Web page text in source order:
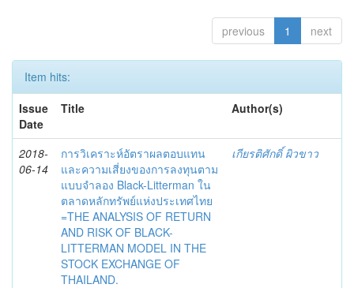
previous 1 next
Item hits:
Issue
Date
Title Author(s)
2018-
06-14
การวิเคราะห์อัตราผลตอบแทน
และความเสี่ยงของการลงทุนตาม
แบบจำลอง Black-Litterman ใน
ตลาดหลักทรัพย์แห่งประเทศไทย
=THE ANALYSIS OF RETURN
AND RISK OF BLACK-
LITTERMAN MODEL IN THE
STOCK EXCHANGE OF
THAILAND.
เกียรติศักดิ์ ผิวขาว